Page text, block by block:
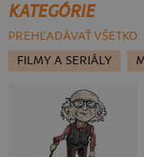
KATEGÓRIE
PREHĽADÁVAŤ VŠETKO:
FILMY A SERIÁLY